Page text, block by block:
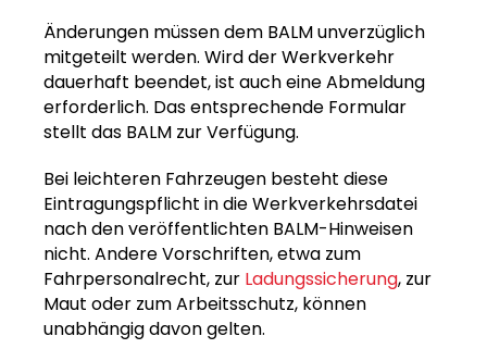
Änderungen müssen dem BALM unverzüglich
mitgeteilt werden. Wird der Werkverkehr
dauerhaft beendet, ist auch eine Abmeldung
erforderlich. Das entsprechende Formular
stellt das BALM zur Verfügung.
Bei leichteren Fahrzeugen besteht diese
Eintragungspflicht in die Werkverkehrsdatei
nach den veröffentlichten BALM-Hinweisen
nicht. Andere Vorschriften, etwa zum
Fahrpersonalrecht, zur Ladungssicherung, zur
Maut oder zum Arbeitsschutz, können
unabhängig davon gelten.